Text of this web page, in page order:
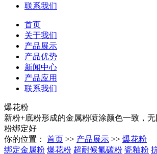
联系我们
首页
关于我们
产品展示
产品优势
新闻中心
产品应用
联系我们
爆花粉
新粉+底粉形成的金属粉喷涂颜色一致，
粉绑定好
你的位置： 首页 >> 产品展示 >> 爆花粉
绑定金属粉 爆花粉 超耐候氟碳粉 瓷釉粉